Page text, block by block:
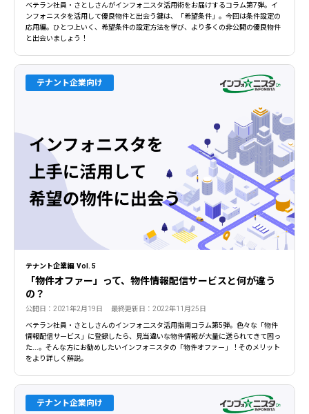
ベテラン社員・さとしさんがインフォ二スタ活用術をお届けするコラム第7弾。イ
ンフォニスタを活用して優良物件と出会う鍵は、「希望条件」。今回は条件設定の
応用編。ひとつ上いく、希望条件の設定方法を学び、より多くの非公開の優良物件
と出会いましょう！
テナント企業編 Vol. 5
「物件オファー」って、物件情報配信サービスと何が違う
の？
公開日：2021年2月19日 最終更新日：2022年11月25日
ベテラン社員・さとしさんのインフォ二スタ活用指南コラム第5弾。色々な「物件
情報配信サービス」に登録したら、見当違いな物件情報が大量に送られてきて困っ
た...。そんな方にお勧めしたいインフォニスタの「物件オファー」！そのメリット
をより詳しく解説。
テナント企業向け
テナント企業向け